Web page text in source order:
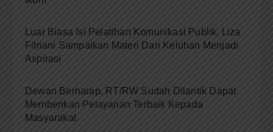
Luar Biasa Isi Pelatihan Komunikasi Publik, Liza
Fitriani Sampaikan Materi Dari Keluhan Menjadi
Aspirasi
Dewan Berharap, RT/RW Sudah Dilantik Dapat
Memberikan Pelayanan Terbaik Kepada
Masyarakat